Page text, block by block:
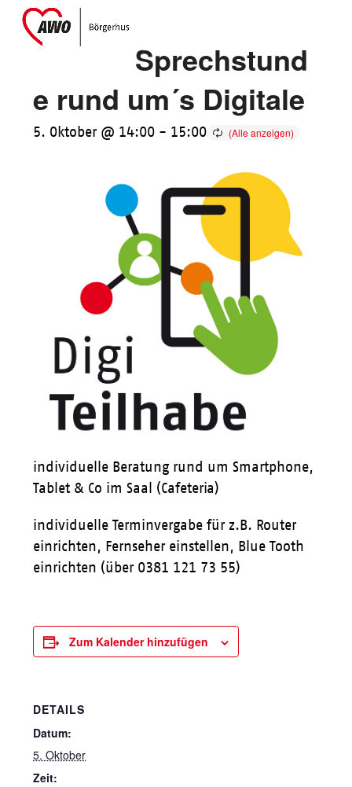
SkipOpen
mobile
Close
mobile
Sprechstund
e rund um´s Digitale
5. Oktober @ 14:00 - 15:00
individuelle Beratung rund um Smartphone,
Tablet & Co im Saal (Cafeteria)
individuelle Terminvergabe für z.B. Router
einrichten, Fernseher einstellen, Blue Tooth
einrichten (über 0381 121 73 55)
Zum Kalender hinzufügen
DETAILS
Datum:
5. Oktober
Zeit: